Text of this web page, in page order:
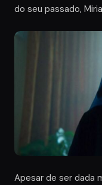
do seu passado,
Apesar de ser dada